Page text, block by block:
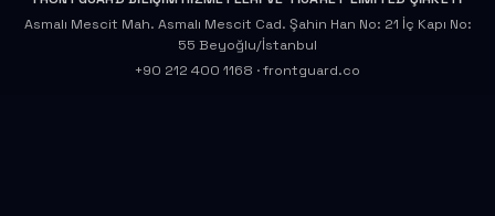
Asmalı Mescit Mah. Asmalı Mescit Cad. Şahin Han No: 21 İç Kapı No:
55 Beyoğlu/İstanbul
+90 212 400 1168 ·frontguard.co